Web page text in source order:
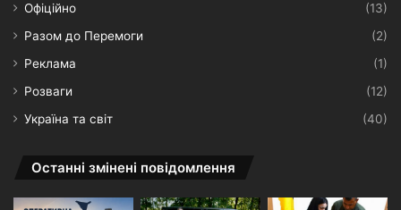
Офіційно
(13)
Разом до Перемоги
(2)
Реклама
(1)
Розваги
(12)
Україна та світ
(40)
Останні змінені повідомлення